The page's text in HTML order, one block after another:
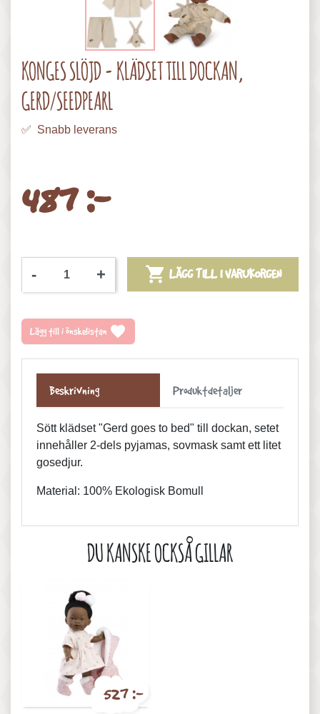
KONGES SLÖJD - KLÄDSET TILL DOCKAN,
GERD/SEEDPEARL
✅ Snabb leverans
487 :-
- +  LÄGG TILL I VARUKORGEN
Lägg till i önskelistan favorite
Beskrivning Produktdetaljer
Sött klädset "Gerd goes to bed" till dockan, setet
innehåller 2-dels pyjamas, sovmask samt ett litet
gosedjur.
Material: 100% Ekologisk Bomull
DU KANSKE OCKSÅ GILLAR
527 :-